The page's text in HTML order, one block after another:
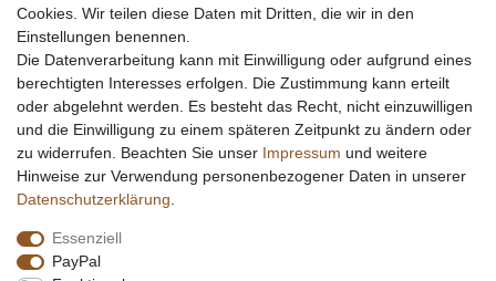
Cookies. Wir teilen diese Daten mit Dritten, die wir in den
Einstellungen benennen.
Die Datenverarbeitung kann mit Einwilligung oder aufgrund eines
berechtigten Interesses erfolgen. Die Zustimmung kann erteilt
oder abgelehnt werden. Es besteht das Recht, nicht einzuwilligen
und die Einwilligung zu einem späteren Zeitpunkt zu ändern oder
zu widerrufen. Beachten Sie unser Impressum und weitere
Hinweise zur Verwendung personenbezogener Daten in unserer
Daten­schutz­erklärung
Essenziell
PayPal